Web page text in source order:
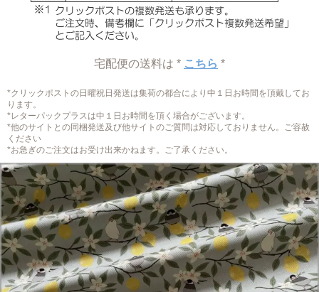
宅配便の送料は * こちら *
*クリックポストの日曜祝日発送は集荷の都合により中１日お時間を頂戴してお
ります。
*レターパックプラスは中１日お時間を頂く場合がございます。
*他のサイトとの同梱発送及び他サイトのご質問は対応しておりません。ご容赦
ください
*お急ぎのご注文はお受け出来かねます。ご了承ください。